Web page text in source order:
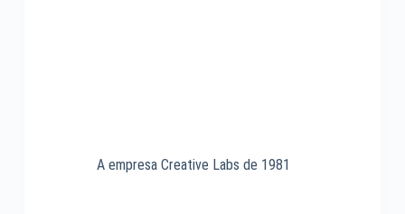
A empresa Creative Labs de 1981